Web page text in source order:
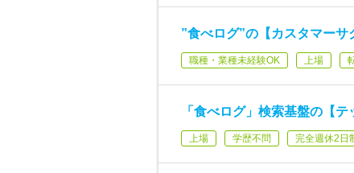
”食べログ”の【カスタマー
職種・業種未経験OK 上場
「食べログ」検索基盤の【
上場 学歴不問 完全週休2日